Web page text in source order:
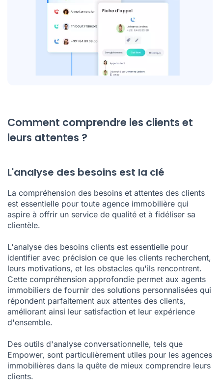
Comment comprendre les clients et
leurs attentes ?
L'analyse des besoins est la clé
La compréhension des besoins et attentes des clients
est essentielle pour toute agence immobilière qui
aspire à offrir un service de qualité et à fidéliser sa
clientèle.
L'analyse des besoins clients est essentielle pour
identifier avec précision ce que les clients recherchent,
leurs motivations, et les obstacles qu'ils rencontrent.
Cette compréhension approfondie permet aux agents
immobiliers de fournir des solutions personnalisées qui
répondent parfaitement aux attentes des clients,
améliorant ainsi leur satisfaction et leur expérience
d'ensemble.
Des outils d'analyse conversationnelle, tels que
Empower, sont particulièrement utiles pour les agences
immobilières dans la quête de mieux comprendre leurs
clients.